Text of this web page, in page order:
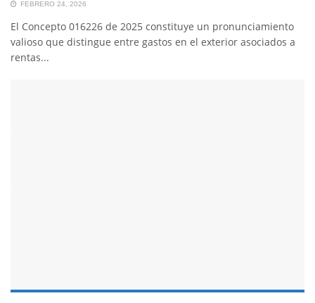
FEBRERO 24, 2026
El Concepto 016226 de 2025 constituye un pronunciamiento
valioso que distingue entre gastos en el exterior asociados a
rentas...